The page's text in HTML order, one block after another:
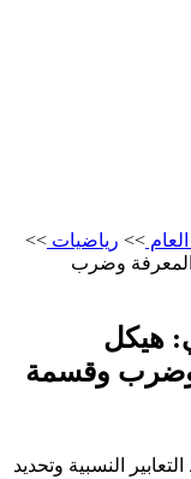
>> رياضيات >>
وضرب
هيكل
وضرب وقسمة
النسبية وتحديد